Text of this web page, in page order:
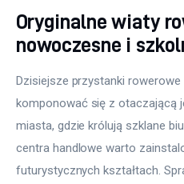
Oryginalne wiaty
nowoczesne i
Dzisiejsze przystanki
komponować się z otaczającą
miasta, gdzie królują szklane
centra handlowe warto
futurystycznych kształtach.